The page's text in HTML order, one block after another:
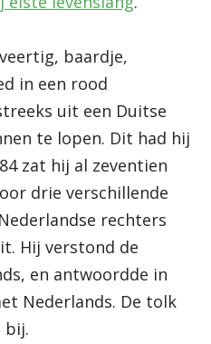
baardje,
in een rood
uit een Duitse
te lopen. Dit had hij
zat hij al zeventien
drie verschillende
rechters
Hij verstond de
en antwoordde in
Nederlands. De tolk
bij.